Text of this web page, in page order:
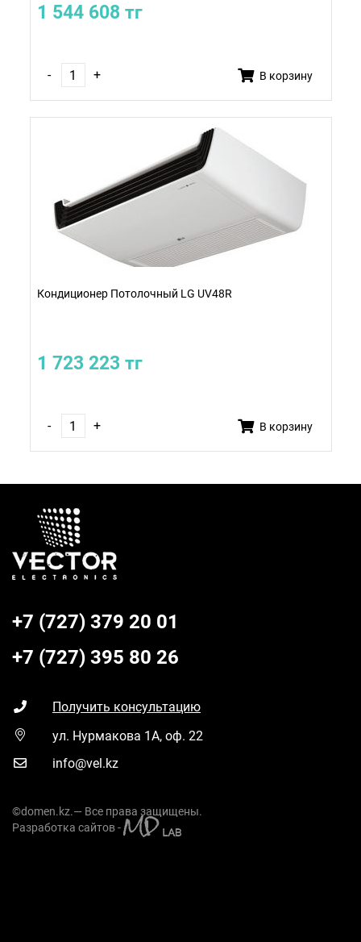
1 544 608 тг
- + В корзину
Кондиционер Потолочный LG UV48R
1 723 223 тг
- + В корзину
+7 (727) 379 20 01
+7 (727) 395 80 26
Получить консультацию
ул. Нурмакова 1А, оф. 22
info@vel.kz
©domen.kz.— Все права защищены.
Разработка сайтов -